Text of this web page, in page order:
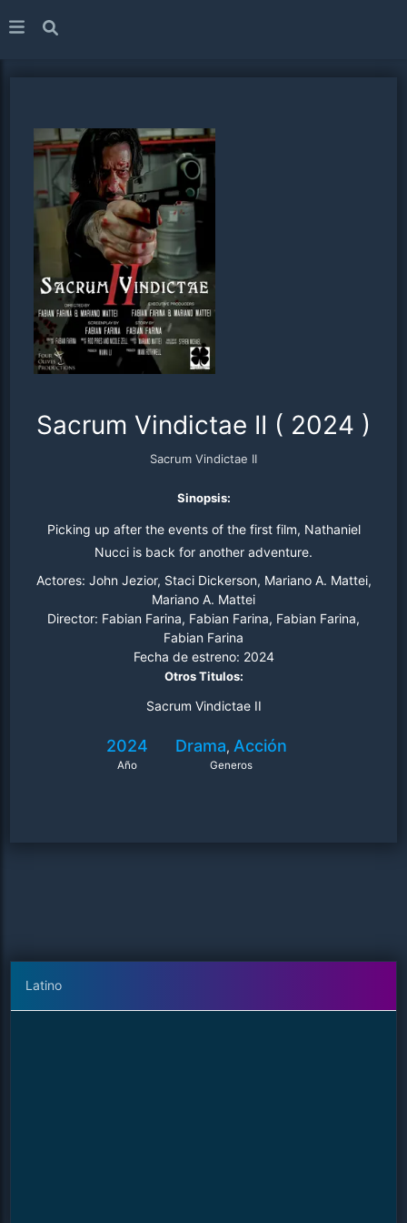
Sacrum Vindictae II ( 2024 )
Sacrum Vindictae II
Sinopsis:
Picking up after the events of the first film, Nathaniel
Nucci is back for another adventure.
Actores: John Jezior, Staci Dickerson, Mariano A. Mattei,
Mariano A. Mattei
Director: Fabian Farina, Fabian Farina, Fabian Farina,
Fabian Farina
Fecha de estreno: 2024
Otros Titulos:
Sacrum Vindictae II
2024
Año
Drama, Acción
Generos
Latino